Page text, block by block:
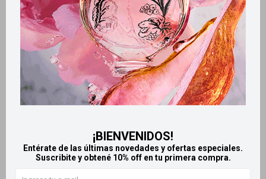
¡BIENVENIDOS!
Entérate de las últimas novedades y ofertas especiales.
Suscribite y obtené 10% off en tu primera compra.
$ 276 $ 678